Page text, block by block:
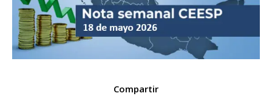
Compartir